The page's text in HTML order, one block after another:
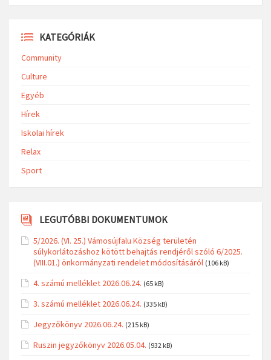
KATEGÓRIÁK
Community
Culture
Egyéb
Hírek
Iskolai hírek
Relax
Sport
LEGUTÓBBI DOKUMENTUMOK
5/2026. (VI. 25.) Vámosújfalu Község területén
súlykorlátozáshoz kötött behajtás rendjéről szóló 6/2025.
(VIII.01.) önkormányzati rendelet módosításáról (106 kB)
4. számú melléklet 2026.06.24. (65 kB)
3. számú melléklet 2026.06.24. (335 kB)
Jegyzőkönyv 2026.06.24. (215 kB)
Ruszin jegyzőkönyv 2026.05.04. (932 kB)